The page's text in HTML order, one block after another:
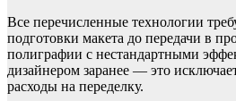
Все перечисленные технологии
подготовки макета до передачи в
полиграфии с нестандартными
дизайнером заранее — это
расходы на переделку.